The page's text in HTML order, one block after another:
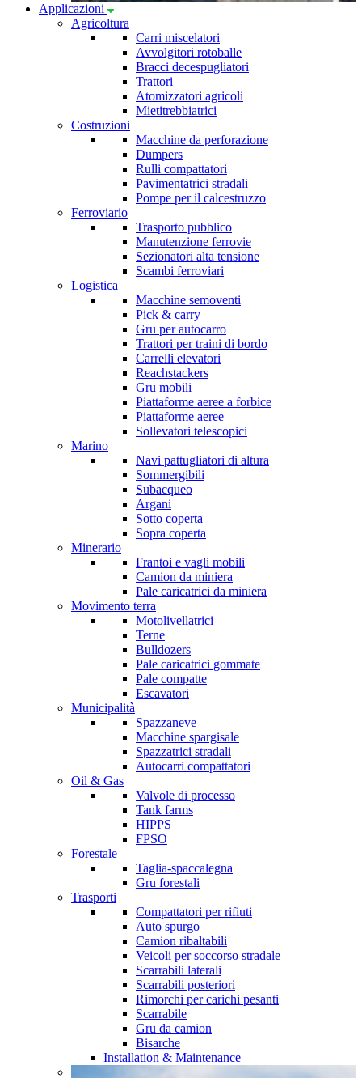
Applicazioni
Agricoltura
Carri miscelatori
Avvolgitori rotoballe
Bracci decespugliatori
Trattori
Atomizzatori agricoli
Mietitrebbiatrici
Costruzioni
Macchine da perforazione
Dumpers
Rulli compattatori
Pavimentatrici stradali
Pompe per il calcestruzzo
Ferroviario
Trasporto pubblico
Manutenzione ferrovie
Sezionatori alta tensione
Scambi ferroviari
Logistica
Macchine semoventi
Pick & carry
Gru per autocarro
Trattori per traini di bordo
Carrelli elevatori
Reachstackers
Gru mobili
Piattaforme aeree a forbice
Piattaforme aeree
Sollevatori telescopici
Marino
Navi pattugliatori di altura
Sommergibili
Subacqueo
Argani
Sotto coperta
Sopra coperta
Minerario
Frantoi e vagli mobili
Camion da miniera
Pale caricatrici da miniera
Movimento terra
Motolivellatrici
Terne
Bulldozers
Pale caricatrici gommate
Pale compatte
Escavatori
Municipalità
Spazzaneve
Macchine spargisale
Spazzatrici stradali
Autocarri compattatori
Oil & Gas
Valvole di processo
Tank farms
HIPPS
FPSO
Forestale
Taglia-spaccalegna
Gru forestali
Trasporti
Compattatori per rifiuti
Auto spurgo
Camion ribaltabili
Veicoli per soccorso stradale
Scarrabili laterali
Scarrabili posteriori
Rimorchi per carichi pesanti
Scarrabile
Gru da camion
Bisarche
Installation & Maintenance